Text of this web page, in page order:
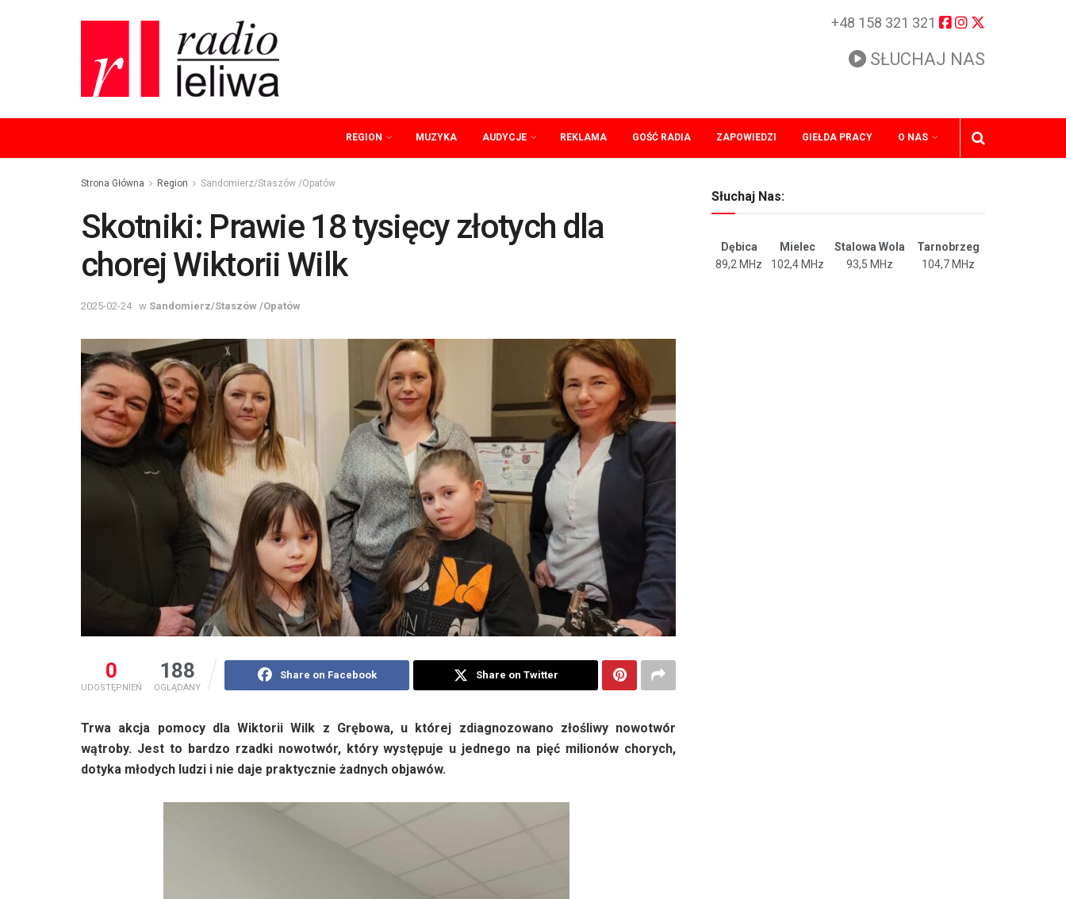
+48 158 321 321
SŁUCHAJ NAS
REGION MUZYKA AUDYCJE REKLAMA GOŚĆ RADIA ZAPOWIEDZI GIEŁDA PRACY O NAS
Strona Główna Region Sandomierz/Staszów /Opatów
Skotniki: Prawie 18 tysięcy złotych dla
chorej Wiktorii Wilk
2025-02-24 w Sandomierz/Staszów /Opatów
0
UDOSTĘPNIEŃ
188
OGLĄDANY
Share on Facebook Share on Twitter
Trwa akcja pomocy dla Wiktorii Wilk z Grębowa, u której zdiagnozowano złośliwy nowotwór
wątroby. Jest to bardzo rzadki nowotwór, który występuje u jednego na pięć milionów chorych,
dotyka młodych ludzi i nie daje praktycznie żadnych objawów.
Słuchaj Nas:
Dębica Mielec Stalowa Wola
Tarnobrzeg
89,2 MHz
102,4 MHz 93,5 MHz 104,7 MHz